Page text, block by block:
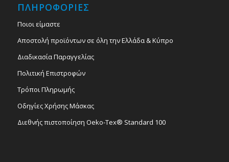
ΠΛΗΡΟΦΟΡΙΕΣ
Ποιοι είμαστε
Αποστολή προϊόντων σε όλη την Ελλάδα & Κύπρο
Διαδικασία Παραγγελίας
Πολιτική Επιστροφών
Τρόποι Πληρωμής
Οδηγίες Χρήσης Μάσκας
Διεθνής πιστοποίηση Oeko-Tex® Standard 100